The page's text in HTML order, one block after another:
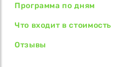
Программа по дням
Что входит в стоимость
Отзывы